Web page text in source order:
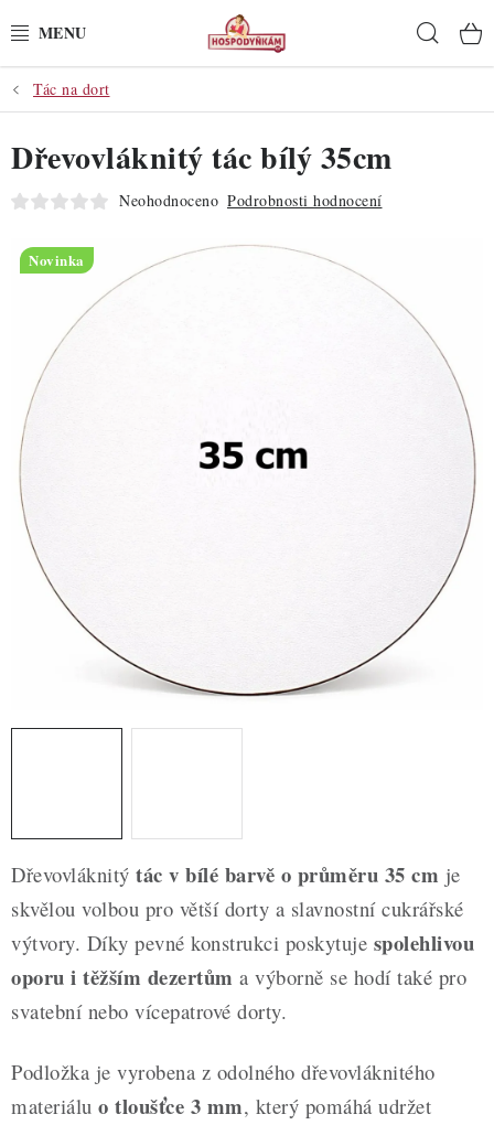
na
POTŘEBY
POMŮCKY
SUROVINY
DEKORACE
PRO OSLAVY
DO KUCHYNĚ
POCHUTINY
ZDRAVÉ PEČENÍ
DÁRKOVÉ POUKAZY
TÉMATICKÉ PRODUKTY
PROFI BALENÍ
NOVÉ ZBOŽÍ
Nepřevzetí zásilky na dobírku
Hodnocení obchodu
Blog
Moje objednávka
Podmínky ochrany osobních údajů
Tác na dort
Dřevovláknitý tác v bílé barvě o průměru 35 cm je
skvělou volbou pro větší dorty a slavnostní cukrářské
výtvory. Díky pevné konstrukci poskytuje spolehlivou
oporu i těžším dezertům a výborně se hodí také pro
svatební nebo vícepatrové dorty.
Podložka je vyrobena z odolného dřevovláknitého
materiálu o tloušťce 3 mm, který pomáhá udržet
Dřevovláknitý tác bílý 35cm
Neohodnoceno Podrobnosti hodnocení
Novinka